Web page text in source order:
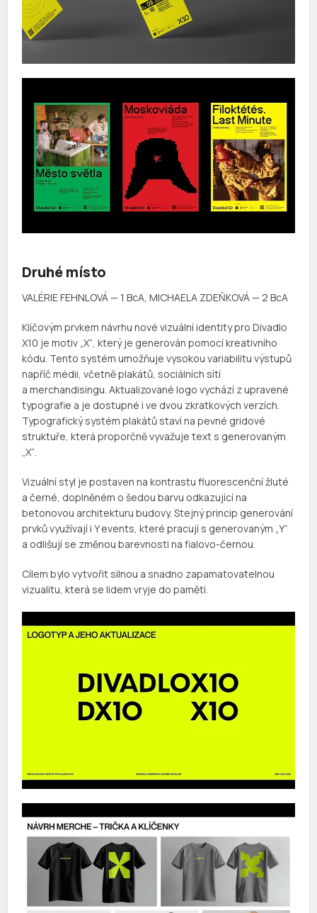
Druhé místo
VALÉRIE FEHNLOVÁ — 1 BcA, MICHAELA ZDEŇKOVÁ — 2 BcA
Klíčovým prvkem návrhu nové vizuální identity pro Divadlo
X10 je motiv „X“, který je generován pomocí kreativního
kódu. Tento systém umožňuje vysokou variabilitu výstupů
napříč médii, včetně plakátů, sociálních sítí
a merchandisingu. Aktualizované logo vychází z upravené
typografie a je dostupné i ve dvou zkratkových verzích.
Typografický systém plakátů staví na pevné gridové
struktuře, která proporčně vyvažuje text s generovaným
„X“.
Vizuální styl je postaven na kontrastu fluorescenční žluté
a černé, doplněném o šedou barvu odkazující na
betonovou architekturu budovy. Stejný princip generování
prvků využívají i Y events, které pracují s generovaným „Y“
a odlišují se změnou barevnosti na fialovo-černou.
Cílem bylo vytvořit silnou a snadno zapamatovatelnou
vizualitu, která se lidem vryje do paměti.